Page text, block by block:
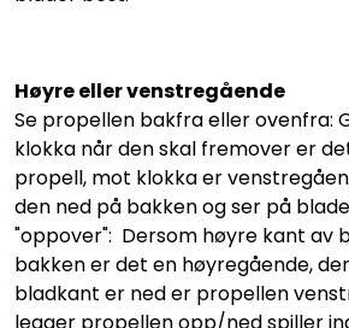
Høyre eller venstregående
Se propellen bakfra eller ovenfra:
klokka når den skal fremover er
propell, mot klokka er
den ned på bakken og ser på
"oppover": Dersom høyre kant av
bakken er det en høyregående,
bladkant er ned er propellen
legger propellen opp/ned spiller